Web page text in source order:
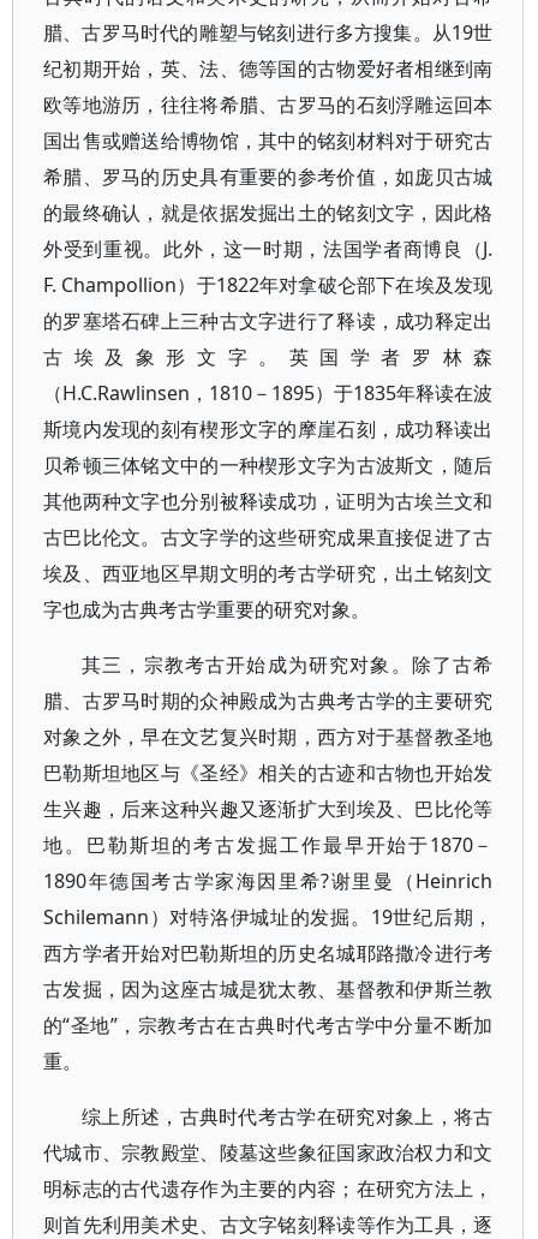
腊、古罗马时代的雕塑与铭刻进行多方搜集。从19世
纪初期开始，英、法、德等国的古物爱好者相继到南
欧等地游历，往往将希腊、古罗马的石刻浮雕运回本
国出售或赠送给博物馆，其中的铭刻材料对于研究古
希腊、罗马的历史具有重要的参考价值，如庞贝古城
的最终确认，就是依据发掘出土的铭刻文字，因此格
外受到重视。此外，这一时期，法国学者商博良（J.
F. Champollion）于1822年对拿破仑部下在埃及发现
的罗塞塔石碑上三种古文字进行了释读，成功释定出
古埃及象形文字。英国学者罗林森
（H.C.Rawlinsen，1810－1895）于1835年释读在波
斯境内发现的刻有楔形文字的摩崖石刻，成功释读出
贝希顿三体铭文中的一种楔形文字为古波斯文，随后
其他两种文字也分别被释读成功，证明为古埃兰文和
古巴比伦文。古文字学的这些研究成果直接促进了古
埃及、西亚地区早期文明的考古学研究，出土铭刻文
字也成为古典考古学重要的研究对象。
其三，宗教考古开始成为研究对象。除了古希
腊、古罗马时期的众神殿成为古典考古学的主要研究
对象之外，早在文艺复兴时期，西方对于基督教圣地
巴勒斯坦地区与《圣经》相关的古迹和古物也开始发
生兴趣，后来这种兴趣又逐渐扩大到埃及、巴比伦等
地。巴勒斯坦的考古发掘工作最早开始于1870－
1890年德国考古学家海因里希?谢里曼（Heinrich
Schilemann）对特洛伊城址的发掘。19世纪后期，
西方学者开始对巴勒斯坦的历史名城耶路撒冷进行考
古发掘，因为这座古城是犹太教、基督教和伊斯兰教
的“圣地”，宗教考古在古典时代考古学中分量不断加
重。
综上所述，古典时代考古学在研究对象上，将古
代城市、宗教殿堂、陵墓这些象征国家政治权力和文
明标志的古代遗存作为主要的内容；在研究方法上，
则首先利用美术史、古文字铭刻释读等作为工具，逐